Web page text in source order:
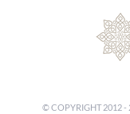
© COPYRIGHT 2012 -